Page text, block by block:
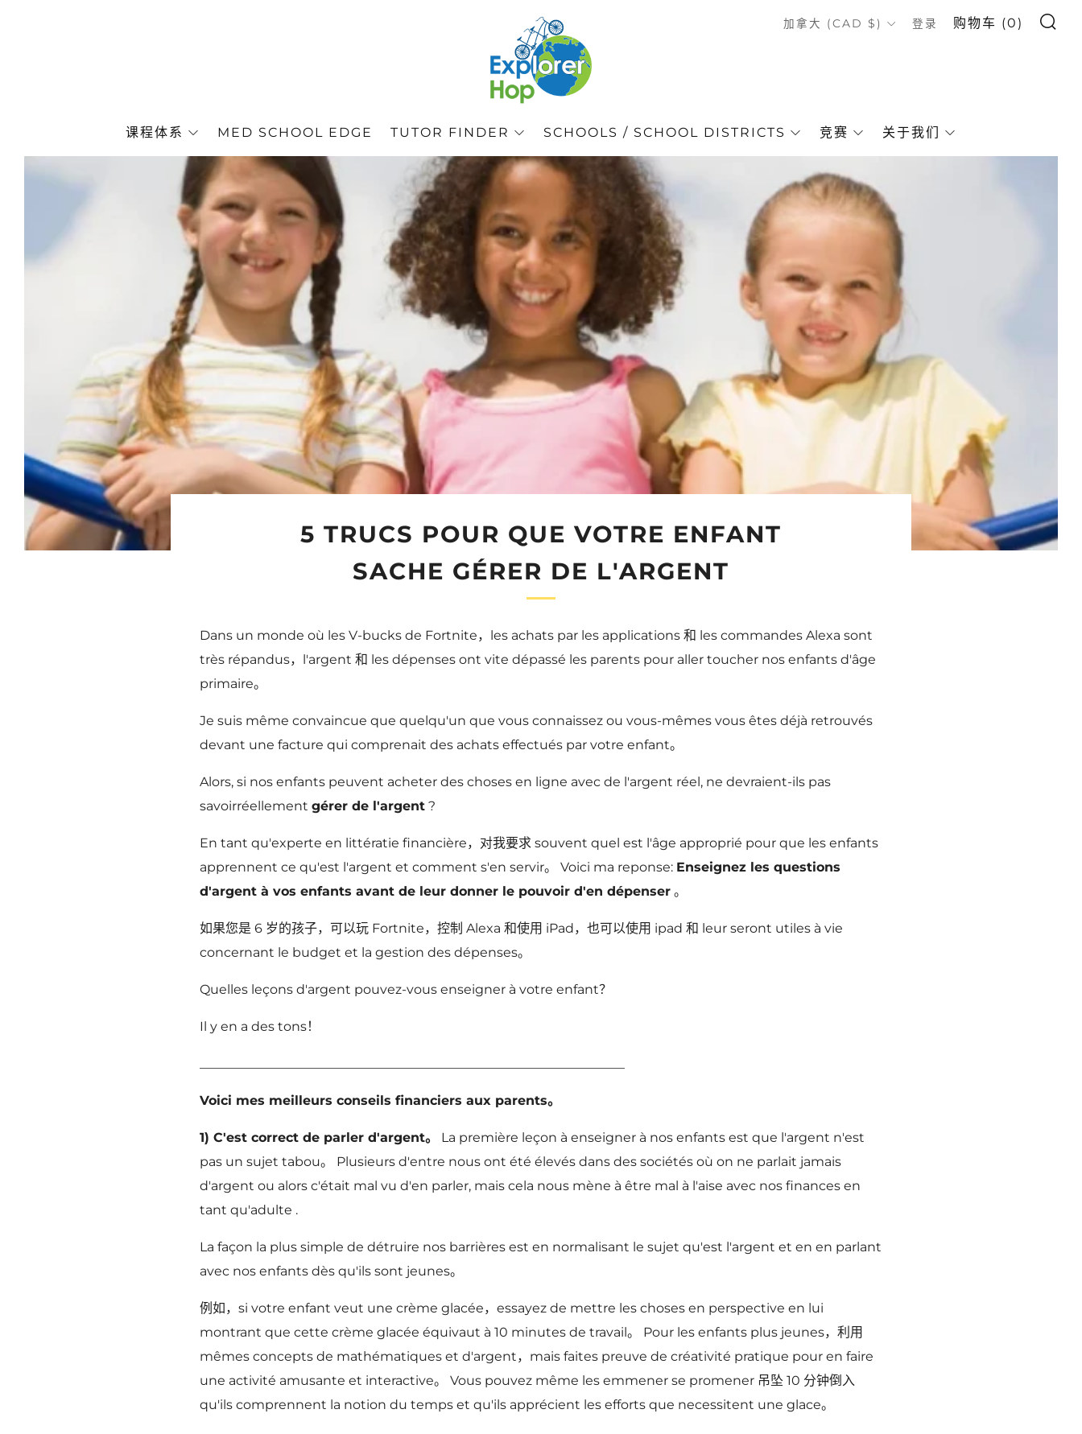
课程体系 MED SCHOOL EDGE TUTOR FINDER SCHOOLS / SCHOOL DISTRICTS 竞赛 关于我们
COUNTRY
加拿大 (CAD $) 登录 购物车 (0)
5 TRUCS POUR QUE VOTRE ENFANT
SACHE GÉRER DE L'ARGENT
Dans un monde où les V-bucks de Fortnite，les achats par les applications 和 les commandes Alexa sont
très répandus，l'argent 和 les dépenses ont vite dépassé les parents pour aller toucher nos enfants d'âge
primaire。
Je suis même convaincue que quelqu'un que vous connaissez ou vous-mêmes vous êtes déjà retrouvés
devant une facture qui comprenait des achats effectués par votre enfant。
Alors, si nos enfants peuvent acheter des choses en ligne avec de l'argent réel, ne devraient-ils pas
savoirréellement gérer de l'argent ?
En tant qu'experte en littératie financière，对我要求 souvent quel est l'âge approprié pour que les enfants
apprennent ce qu'est l'argent et comment s'en servir。 Voici ma reponse: Enseignez les questions
d'argent à vos enfants avant de leur donner le pouvoir d'en dépenser 。
如果您是 6 岁的孩子，可以玩 Fortnite，控制 Alexa 和使用 iPad，也可以使用 ipad 和 leur seront utiles à vie
concernant le budget et la gestion des dépenses。
Quelles leçons d'argent pouvez-vous enseigner à votre enfant？
Il y en a des tons！
Voici mes meilleurs conseils financiers aux parents。
1) C'est correct de parler d'argent。
La première leçon à enseigner à nos enfants est que l'argent n'est
pas un sujet tabou。 Plusieurs d'entre nous ont été élevés dans des sociétés où on ne parlait jamais
d'argent ou alors c'était mal vu d'en parler, mais cela nous mène à être mal à l'aise avec nos finances en
tant qu'adulte .
La façon la plus simple de détruire nos barrières est en normalisant le sujet qu'est l'argent et en en parlant
avec nos enfants dès qu'ils sont jeunes。
例如，si votre enfant veut une crème glacée，essayez de mettre les choses en perspective en lui
montrant que cette crème glacée équivaut à 10 minutes de travail。 Pour les enfants plus jeunes，利用
mêmes concepts de mathématiques et d'argent，mais faites preuve de créativité pratique pour en faire
une activité amusante et interactive。 Vous pouvez même les emmener se promener 吊坠 10 分钟倒入
qu'ils comprennent la notion du temps et qu'ils apprécient les efforts que necessitent une glace。